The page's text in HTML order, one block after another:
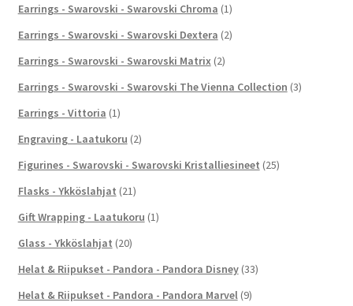
Earrings - Swarovski - Swarovski Chroma (1)
Earrings - Swarovski - Swarovski Dextera (2)
Earrings - Swarovski - Swarovski Matrix (2)
Earrings - Swarovski - Swarovski The Vienna Collection (3)
Earrings - Vittoria (1)
Engraving - Laatukoru (2)
Figurines - Swarovski - Swarovski Kristalliesineet (25)
Flasks - Ykköslahjat (21)
Gift Wrapping - Laatukoru (1)
Glass - Ykköslahjat (20)
Helat & Riipukset - Pandora - Pandora Disney (33)
Helat & Riipukset - Pandora - Pandora Marvel (9)